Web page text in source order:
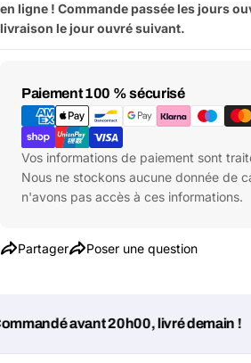
en ligne ! Commande passée les jours
livraison le jour ouvré suivant.
Paiement 100 % sécurisé
Moyens
de
paiement
Vos informations de paiement sont
Nous ne stockons aucune donnée de
n'avons pas accès à ces informations.
Partager Poser une question
avant 20h00, livré demain !